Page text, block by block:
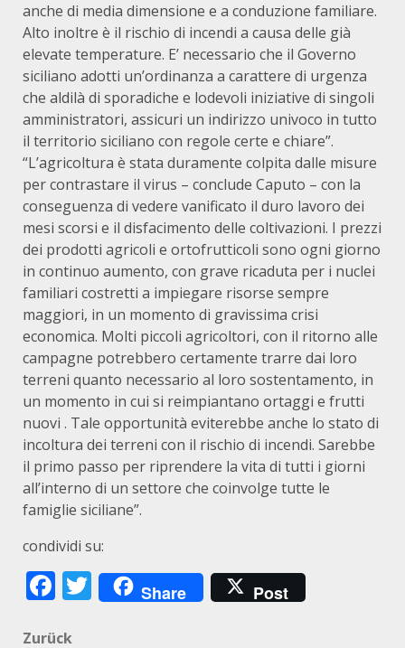
anche di media dimensione e a conduzione familiare.
Alto inoltre è il rischio di incendi a causa delle già
elevate temperature. E’ necessario che il Governo
siciliano adotti un’ordinanza a carattere di urgenza
che aldilà di sporadiche e lodevoli iniziative di singoli
amministratori, assicuri un indirizzo univoco in tutto
il territorio siciliano con regole certe e chiare”.
“L’agricoltura è stata duramente colpita dalle misure
per contrastare il virus – conclude Caputo – con la
conseguenza di vedere vanificato il duro lavoro dei
mesi scorsi e il disfacimento delle coltivazioni. I prezzi
dei prodotti agricoli e ortofrutticoli sono ogni giorno
in continuo aumento, con grave ricaduta per i nuclei
familiari costretti a impiegare risorse sempre
maggiori, in un momento di gravissima crisi
economica. Molti piccoli agricoltori, con il ritorno alle
campagne potrebbero certamente trarre dai loro
terreni quanto necessario al loro sostentamento, in
un momento in cui si reimpiantano ortaggi e frutti
nuovi . Tale opportunità eviterebbe anche lo stato di
incoltura dei terreni con il rischio di incendi. Sarebbe
il primo passo per riprendere la vita di tutti i giorni
all’interno di un settore che coinvolge tutte le
famiglie siciliane”.
condividi su:
Facebook
Twitter
Share Post
Zurück